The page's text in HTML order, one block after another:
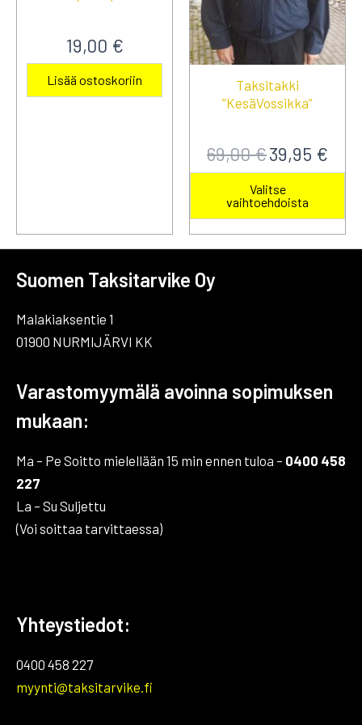
19,00 €
Lisää ostoskoriin
Taksitakki
”KesäVossikka”
69,00€ Alkuperäinen
hinta
69,00 €.
39,95 €
Valitse
vaihtoehdoista
Suomen Taksitarvike Oy
Malakiaksentie 1
01900 NURMIJÄRVI KK
Varastomyymälä avoinna sopimuksen
mukaan:
Ma – Pe Soitto mielellään 15 min ennen tuloa – 0400 458
227
La – Su Suljettu
(Voi soittaa tarvittaessa)
Yhteystiedot:
0400 458 227
myynti@taksitarvike.fi